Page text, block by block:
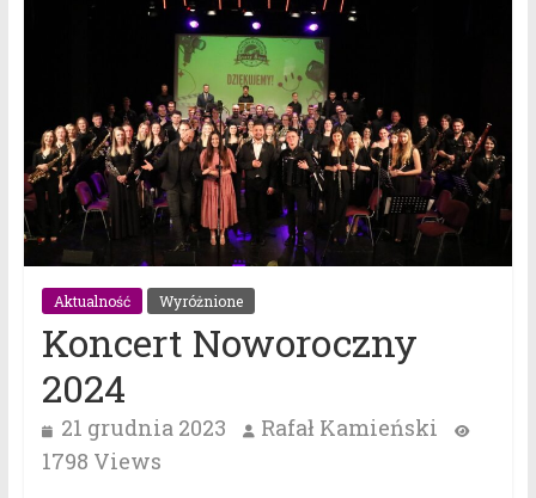
Aktualność Wyróżnione
Koncert Noworoczny
2024
21 grudnia 2023
Rafał Kamieński
1798 Views